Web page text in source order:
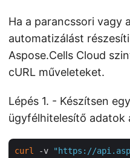
Ha a parancssori vagy
automatizálást
Aspose.Cells Cloud
cURL műveleteket.
Lépés 1. - Készítsen
ügyfélhitelesítő adatok
curl -v "https://